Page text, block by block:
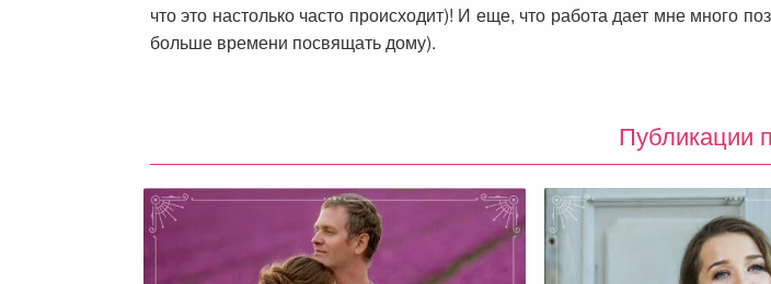
что это настолько часто происходит)! И еще, что работа дает мне много
больше времени посвящать дому).
Публикации